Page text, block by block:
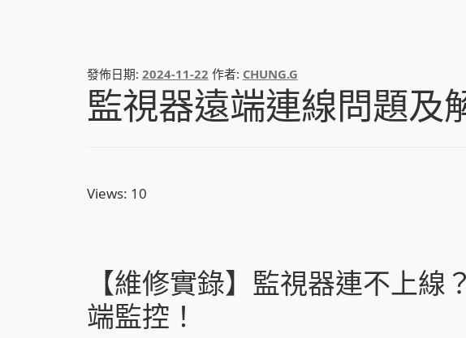
發佈日期: 2024-11-22 作者: CHUNG.G
監視器遠端連線問題及
Views: 10
【維修實錄】監視器連不上
端監控！